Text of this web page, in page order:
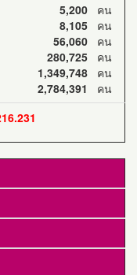
5,200 คน
8,105 คน
56,060 คน
280,725 คน
1,349,748 คน
2,784,391 คน